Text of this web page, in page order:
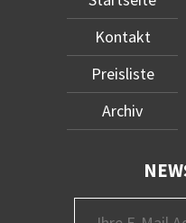
Kontakt
Preisliste
Archiv